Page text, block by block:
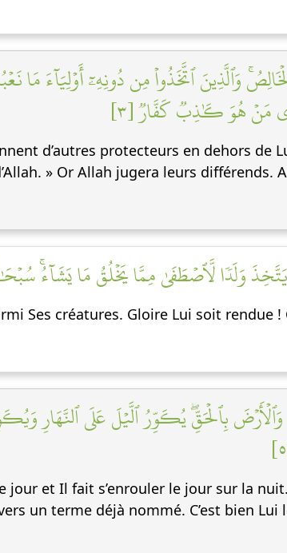
وَٱلَّذِينَ ٱتَّخَذُواْ مِن دُونِهِۦٓ أَوۡلِيَآءَ مَا
مَنۡ هُوَ كَٰذِبٞ كَفَّارٞ [٣]
d’autres protecteurs en dehors de
» Or Allah jugera leurs différends.
يَتَّخِذَ وَلَدٗا لَّٱصۡطَفَىٰ مِمَّا يَخۡلُقُ مَا يَشَآءُۚ
Ses créatures. Gloire Lui soit rendue !
بِٱلۡحَقِّۖ يُكَوِّرُ ٱلَّيۡلَ عَلَى ٱلنَّهَارِ
jour et Il fait s’enrouler le jour sur la
un terme déjà nommé. C’est bien Lui